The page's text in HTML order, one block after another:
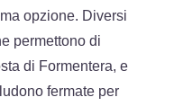
opzione. Diversi
permettono di
di Formentera, e
fermate per